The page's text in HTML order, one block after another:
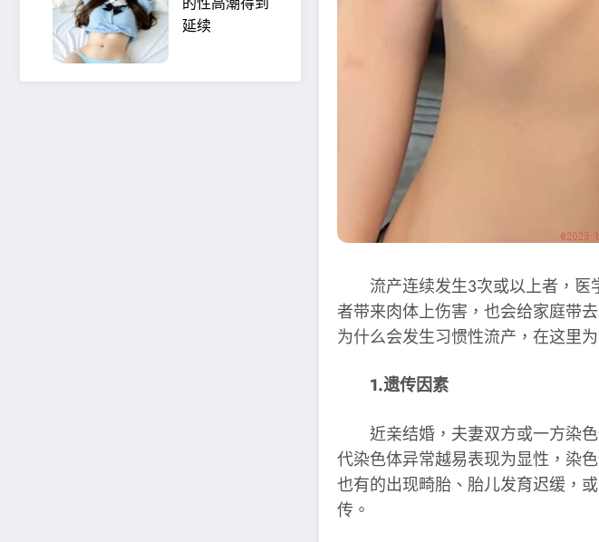
延续
流产连续发生3次或以上者，医
者带来肉体上伤害，也会给家庭带
为什么会发生习惯性流产，在这里
1.遗传因素
近亲结婚，夫妻双方或一方染色
代染色体异常越易表现为显性，染
也有的出现畸胎、胎儿发育迟缓，
传。